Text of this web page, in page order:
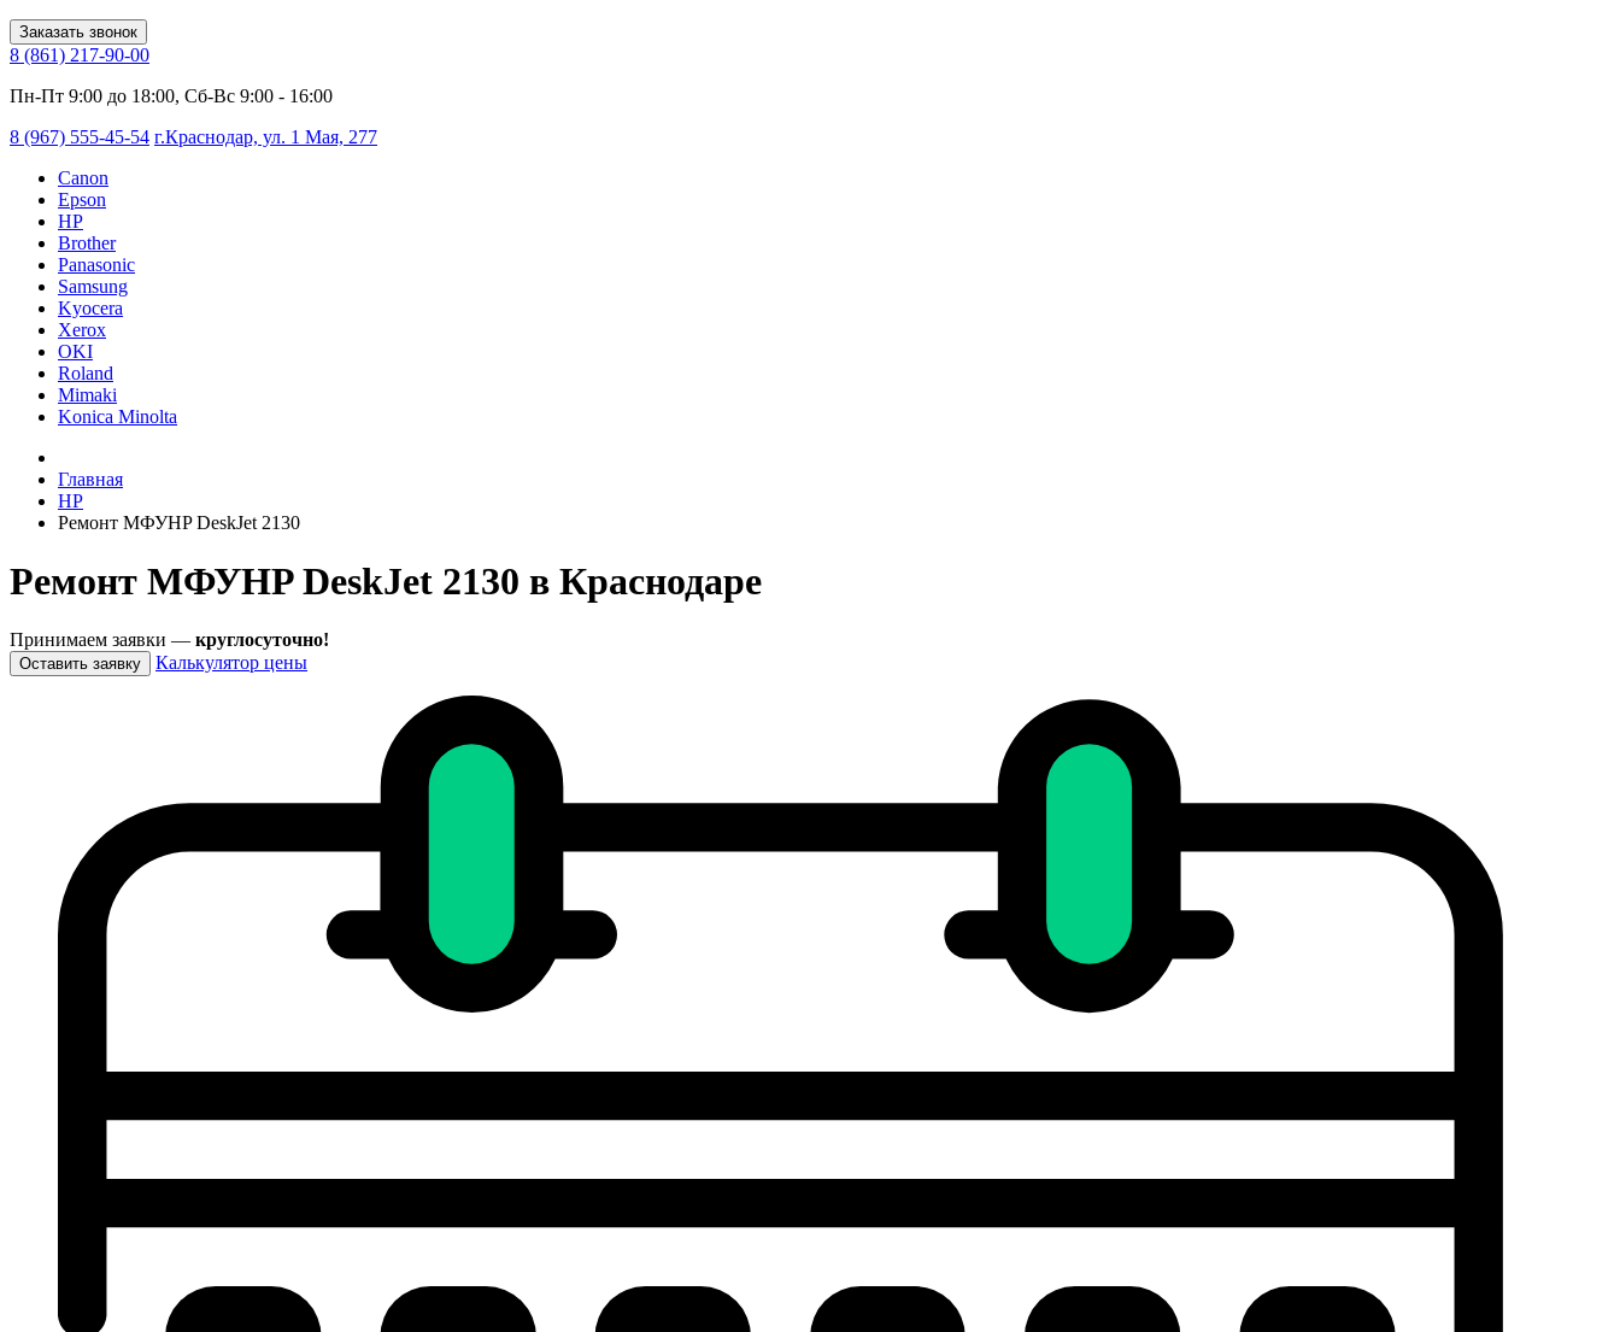
Заказать звонок
8 (861) 217-90-00
Пн-Пт 9:00 до 18:00, Сб-Вс 9:00 - 16:00
8 (967) 555-45-54 г.Краснодар, ул. 1 Мая, 277
Canon
Epson
HP
Brother
Panasonic
Samsung
Kyocera
Xerox
OKI
Roland
Mimaki
Konica Minolta
Главная
HP
Ремонт МФУHP DeskJet 2130
Ремонт МФУHP DeskJet 2130 в Краснодаре
Принимаем заявки — круглосуточно!
Оставить заявку Калькулятор цены